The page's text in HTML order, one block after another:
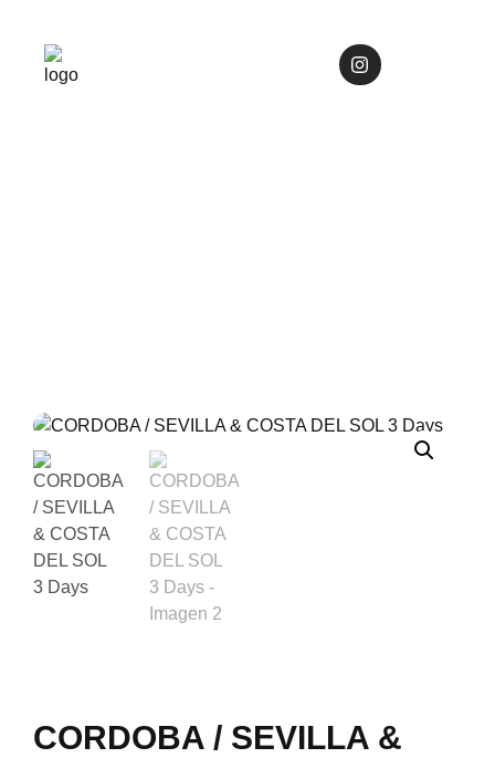
CORDOBA / SEVILLA &